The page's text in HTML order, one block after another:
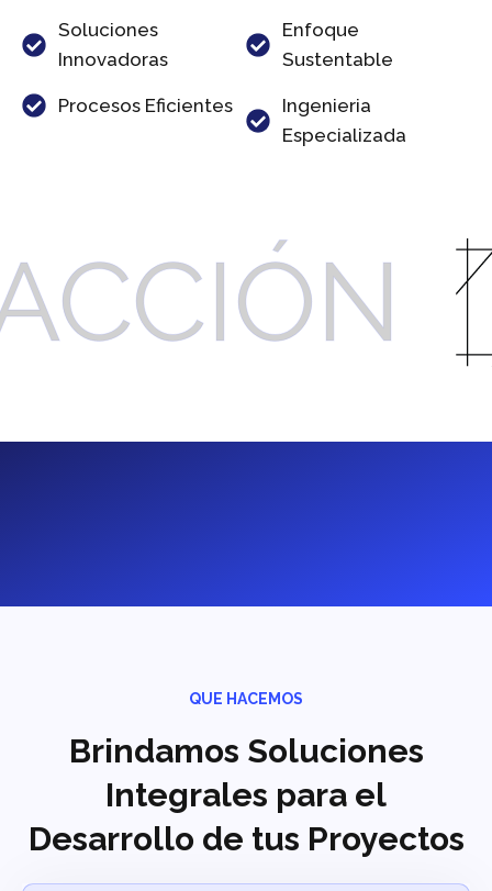
Soluciones
Innovadoras
Procesos Eficientes
Enfoque
Sustentable
Ingenieria
Especializada
QUE HACEMOS
Brindamos Soluciones
Integrales para el
Desarrollo de tus Proyectos